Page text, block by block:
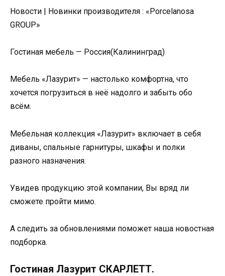
Новости | Новинки производителя : «Porcelanosa
GROUP»
Гостиная мебель — Россия(Калининград)
Мебель «Лазурит» — настолько комфортна, что
хочется погрузиться в неё надолго и забыть обо
всём.
Мебельная коллекция «Лазурит» включает в себя
диваны, спальные гарнитуры, шкафы и полки
разного назначения.
Увидев продукцию этой компании, Вы вряд ли
сможете пройти мимо.
А следить за обновлениями поможет наша новостная
подборка.
Гостиная Лазурит СКАРЛЕТТ.